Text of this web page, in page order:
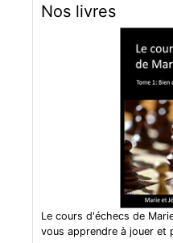
Nos livres
Le cours d'échecs de
vous apprendre à jouer et